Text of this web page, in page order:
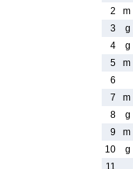
2
m
3
g
4
g
5
m
6
7
m
8
g
9
m
10
g
11